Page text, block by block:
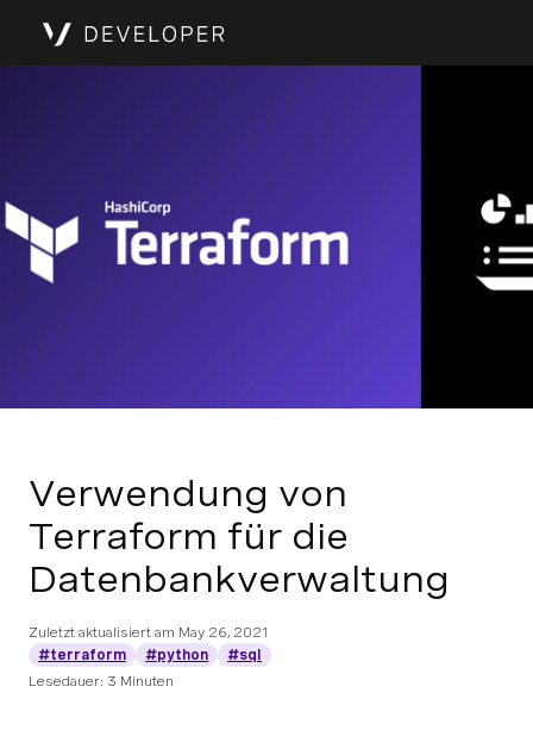
Verwendung von
Terraform für die
Datenbankverwaltung
Zuletzt aktualisiert am May 26, 2021
#terraform
#python
#sql
Lesedauer: 3 Minuten